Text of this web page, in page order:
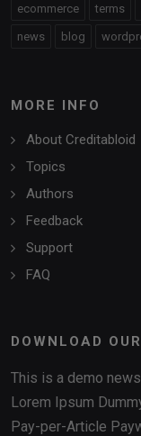
ecommerce terms
news blog
MORE INFO
About Creditabloid
Topics
Authors
Feedback
Support
FAQ
DOWNLOAD
This is a demo
Lorem Ipsum
Pay-per-Article